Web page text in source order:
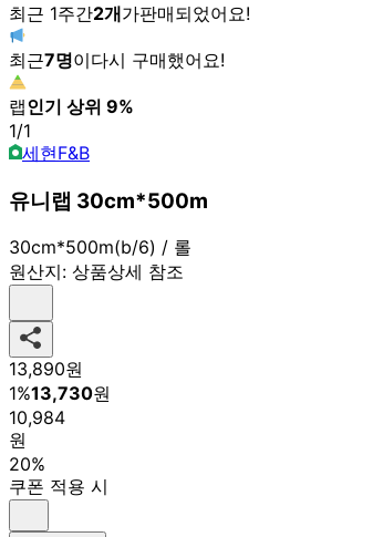
최근 1주간2개가판매되었어요!
최근7명이다시 구매했어요!
랩인기 상위 9%
1/1
세현F&B
유니랩 30cm*500m
30cm*500m(b/6) / 롤
원산지: 상품상세 참조
13,890원
1%13,730원
10,984
원
20%
쿠폰 적용 시